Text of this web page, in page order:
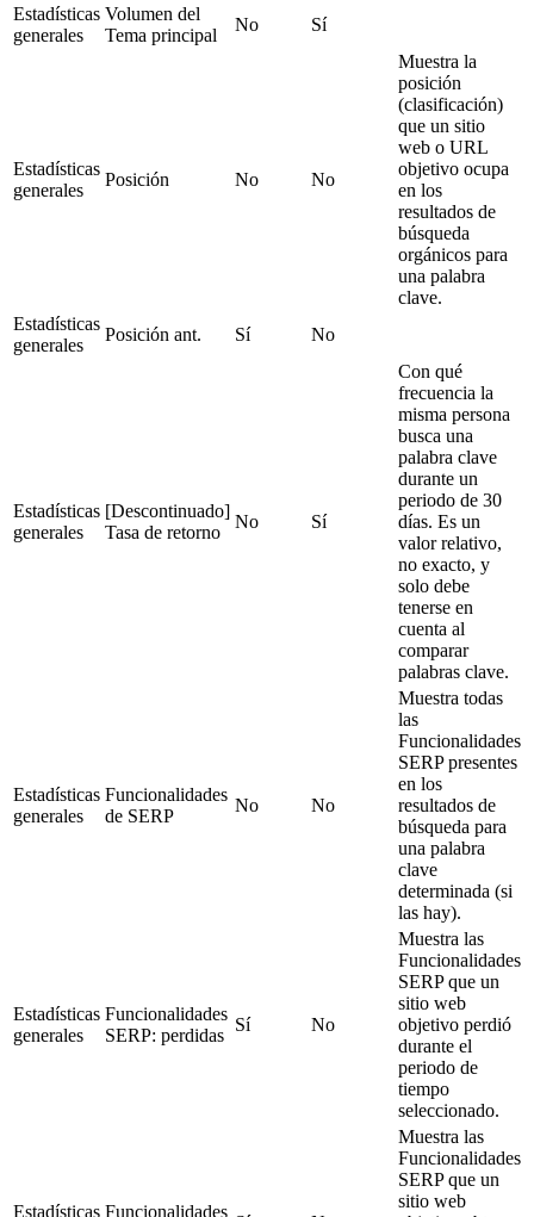
Estadísticas
generales
Volumen del
Tema principal
No Sí
Estadísticas
generales
Posición No No
Muestra la
posición
(clasificación)
que un sitio
web o URL
objetivo ocupa
en los
resultados de
búsqueda
orgánicos para
una palabra
clave.
Estadísticas
generales
Posición ant. Sí No
Estadísticas
generales
[Descontinuado]
Tasa de retorno
No Sí
Con qué
frecuencia la
misma persona
busca una
palabra clave
durante un
periodo de 30
días. Es un
valor relativo,
no exacto, y
solo debe
tenerse en
cuenta al
comparar
palabras clave.
Estadísticas
generales
Funcionalidades
de SERP
No No
Muestra todas
las
Funcionalidades
SERP presentes
en los
resultados de
búsqueda para
una palabra
clave
determinada (si
las hay).
Estadísticas
generales
Funcionalidades
SERP: perdidas
Sí No
Muestra las
Funcionalidades
SERP que un
sitio web
objetivo perdió
durante el
periodo de
tiempo
seleccionado.
Estadísticas Funcionalidades
Muestra las
Funcionalidades
SERP que un
sitio web